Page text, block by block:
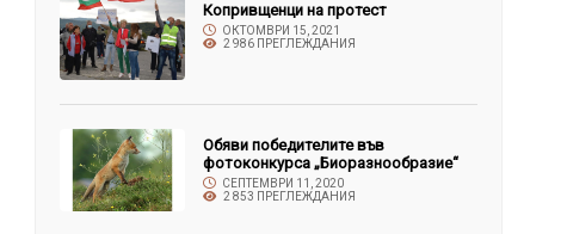
Копривщенци на протест
ОКТОМВРИ 15, 2021
2 986 ПРЕГЛЕЖДАНИЯ
Обяви победителите във
фотоконкурса „Биоразнообразие“
СЕПТЕМВРИ 11, 2020
2 853 ПРЕГЛЕЖДАНИЯ